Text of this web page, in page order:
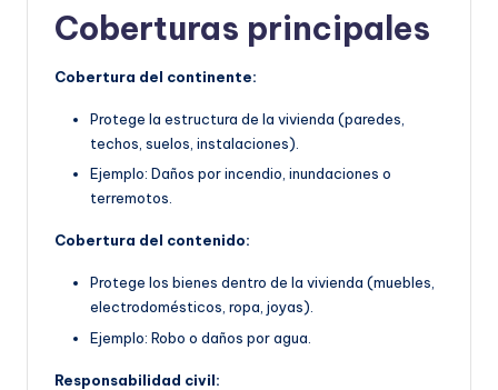
Coberturas principales
Cobertura del continente:
Protege la estructura de la vivienda (paredes,
techos, suelos, instalaciones).
Ejemplo: Daños por incendio, inundaciones o
terremotos.
Cobertura del contenido:
Protege los bienes dentro de la vivienda (muebles,
electrodomésticos, ropa, joyas).
Ejemplo: Robo o daños por agua.
Responsabilidad civil: